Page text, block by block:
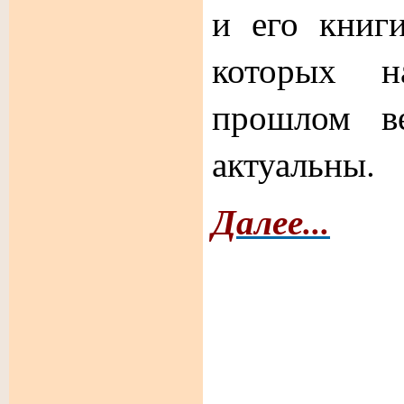
и его
которых
прошлом
актуальны.
Далее...